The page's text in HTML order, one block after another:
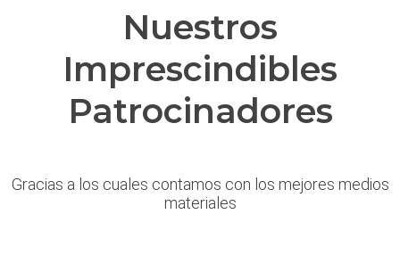
Nuestros
Imprescindibles
Patrocinadores
Gracias a los cuales contamos con los mejores medios
materiales